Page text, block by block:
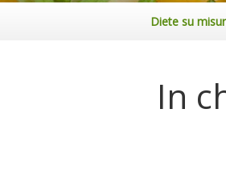
Diete su
In